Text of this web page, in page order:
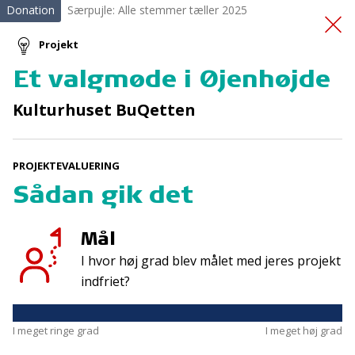
Friluftslivskultur
på
vandet
Donation Særpujle: Alle stemmer tæller 2025
Projekt
Et valgmøde i Øjenhøjde
Kulturhuset BuQetten
PROJEKTEVALUERING
Sådan gik det
Mål
I hvor høj grad blev målet med jeres projekt
indfriet?
I meget ringe grad I meget høj grad
Tilmeld nyhedsbrev
De seneste nyheder om TrygFondens og TryghedsGruppens
aktiviteter direkte i din indbakke.